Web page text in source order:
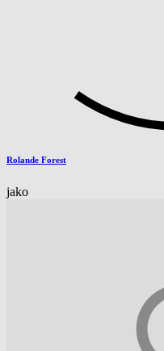
Rolande Forest
jako